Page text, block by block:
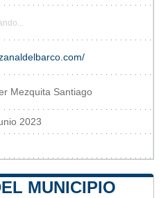
Mezquita Santiago
2023
MUNICIPIO